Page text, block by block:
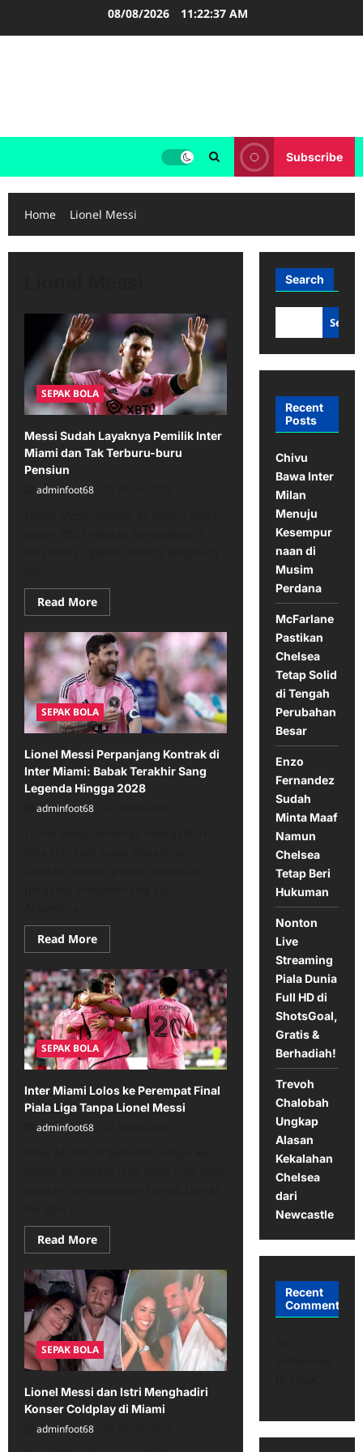
08/08/2026 11:22:37 AM
Subscribe
Home Lionel Messi
SEPAK BOLA
Messi Sudah Layaknya Pemilik Inter
Miami dan Tak Terburu-buru
Pensiun
adminfoot68
Read MoreRead
more
Messi
Sudah
Layaknya
Pemilik
Inter
Miami
dan
Tak
Terburu-
buru
Pensiun
SEPAK BOLA
Lionel Messi Perpanjang Kontrak di
Inter Miami: Babak Terakhir Sang
Legenda Hingga 2028
adminfoot68
Read MoreRead
more
Lionel
Messi
Perpanjang
Kontrak
di
Inter
Miami:
Babak
Terakhir
Sang
Legenda
Hingga
2028
SEPAK BOLA
Inter Miami Lolos ke Perempat Final
Piala Liga Tanpa Lionel Messi
adminfoot68
Read MoreRead
more
Inter
Miami
Lolos
ke
Perempat
Final
Piala
Liga
Tanpa
Lionel
Messi
SEPAK BOLA
Lionel Messi dan Istri Menghadiri
Konser Coldplay di Miami
adminfoot68
Search
Recent
Posts
Chivu
Bawa Inter
Milan
Menuju
Kesempur
naan di
Musim
Perdana
McFarlane
Pastikan
Chelsea
Tetap Solid
di Tengah
Perubahan
Besar
Enzo
Fernandez
Sudah
Minta Maaf
Namun
Chelsea
Tetap Beri
Hukuman
Nonton
Live
Streaming
Piala Dunia
Full HD di
ShotsGoal,
Gratis &
Berhadiah!
Trevoh
Chalobah
Ungkap
Alasan
Kekalahan
Chelsea
dari
Newcastle
Recent
Comments